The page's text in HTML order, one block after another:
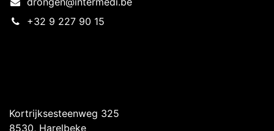
+32 9 227 90 15
Kortrijksesteenweg 325
8530, Harelbeke